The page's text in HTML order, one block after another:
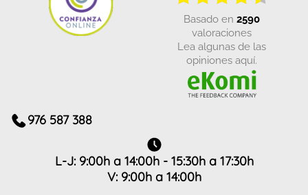
basado en 2590
valoraciones
Lea algunas de las
opiniones aquí.
976 587 388
L-J: 9:00h a 14:00h - 15:30h a 17:30h
V: 9:00h a 14:00h